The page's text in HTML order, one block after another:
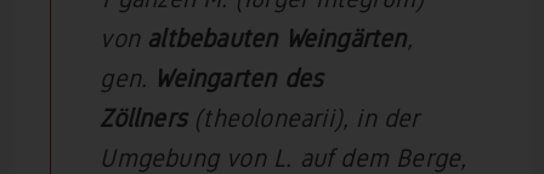
von altbebauten Weingärten,
gen. Weingarten des
Zöllners(theolonearii), in der
Umgebung von L. auf dem Berge,